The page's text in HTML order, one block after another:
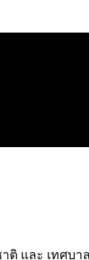
ติ และ เทศบ